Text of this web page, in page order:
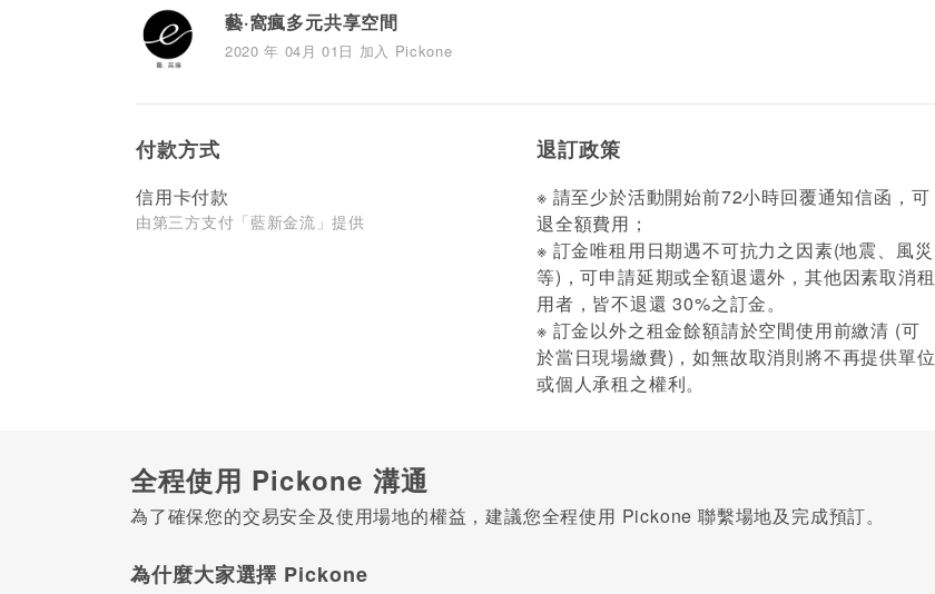
藝·窩瘋多元共享空間
2020 年 04月 01日 加入 Pickone
付款方式
信用卡付款
由第三方支付「藍新金流」提供
退訂政策
※ 請至少於活動開始前72小時回覆通知信函，可
退全額費用；
※ 訂金唯租用日期遇不可抗力之因素(地震、風災
等)，可申請延期或全額退還外，其他因素取消租
用者，皆不退還 30%之訂金。
※ 訂金以外之租金餘額請於空間使用前繳清 (可
於當日現場繳費)，如無故取消則將不再提供單位
或個人承租之權利。
全程使用 Pickone 溝通
為了確保您的交易安全及使用場地的權益，建議您全程使用 Pickone 聯繫場地及完成預訂。
為什麼大家選擇 Pickone